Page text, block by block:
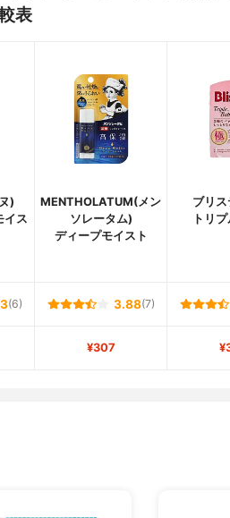
表
)
イス
MENTHOLATUM(メン
ソレータム)
ディープモイスト
ブリ
トリ
(6) 3.88(7)
¥307